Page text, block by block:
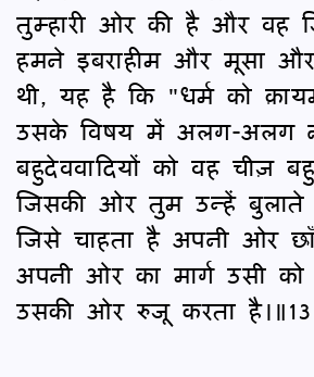
तुम्हारी ओर की है और वह
हमने इबराहीम और मूसा
थी, यह है कि "धर्म को
उसके विषय में अलग-अलग
बहुदेववादियों को वह चीज़
जिसकी ओर तुम उन्हें बुलाते
जिसे चाहता है अपनी ओर
अपनी ओर का मार्ग उसी को
उसकी ओर रुजू करता